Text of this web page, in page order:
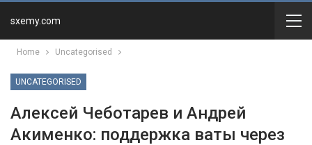
sxemy.com
Home Uncategorised
UNCATEGORISED
Алексей Чеботарев и Андрей
Акименко: поддержка ваты через